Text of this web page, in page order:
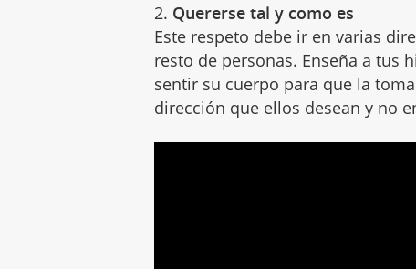
2. Quererse tal y como es
Este respeto debe ir en varias
resto de personas. Enseña a tus
sentir su cuerpo para que la
dirección que ellos desean y no